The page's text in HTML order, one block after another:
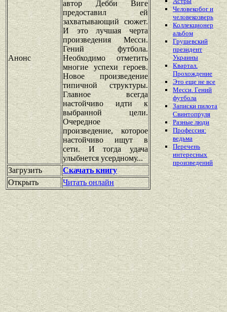
Анонс
автор Дебби Виге
предоставил ей
захватывающий сюжет.
И это лучшая черта
произведения Месси.
Гений футбола.
Необходимо отметить
многие успехи героев.
Новое произведение
типичной структуры.
Главное всегда
настойчиво идти к
выбранной цели.
Очередное
произведение, которое
настойчиво ищут в
сети. И тогда удача
улыбнется усердному...
Загрузить
Скачать книгу
Открыть
Читать онлайн
Человекобог и
человекозверь
Коллекционер
альбом
Грушевский
президент
Украины
Квартал.
Прохождение
Это еще не все
Месси. Гений
футбола
Записки пилота
Свинтопруля
Разные люди
Профессия:
ведьма
Перечень
интересных
произведений